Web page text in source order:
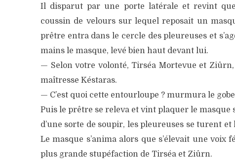
Il disparut par une porte latérale et revint
coussin de velours sur lequel reposait un
prêtre entra dans le cercle des pleureuses et
mains le masque, levé bien haut devant lui.
— Selon votre volonté, Tirséa Mortevue et
maîtresse Késtaras.
— C’est quoi cette entourloupe ? murmura le
Puis le prêtre se releva et vint plaquer le masque
d’une sorte de soupir, les pleureuses se turent
Le masque s’anima alors que s’élevait une
plus grande stupéfaction de Tirséa et Ziûrn.